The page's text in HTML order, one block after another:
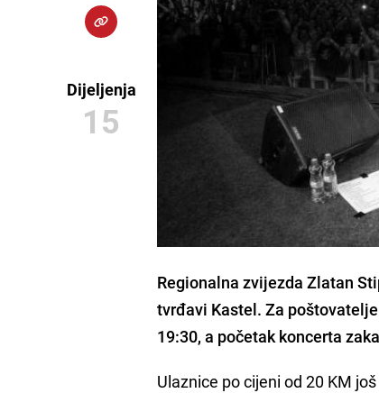
Dijeljenja
15
Regionalna zvijezdaZlatan
tvrđavi Kastel. Za
19:30, a početak koncerta
Ulaznice po cijeni od 20 KM